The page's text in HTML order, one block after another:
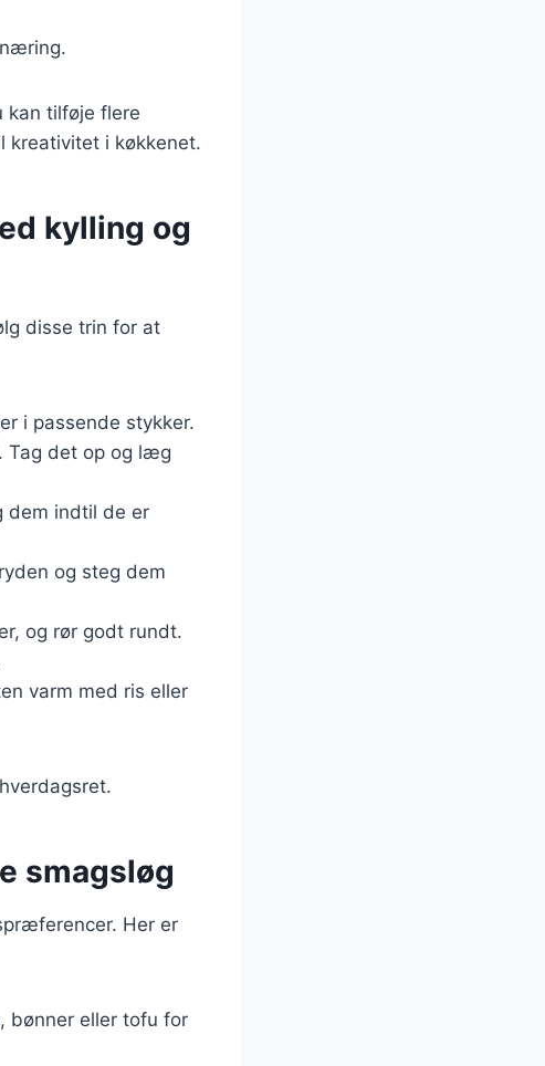
kan tilføje flere
kreativitet i køkkenet.
kylling og
disse trin for at
i passende stykker.
Tag det op og læg
dem indtil de er
og steg dem
og rør godt rundt.
varm med ris eller
smagsløg
Her er
bønner eller tofu for